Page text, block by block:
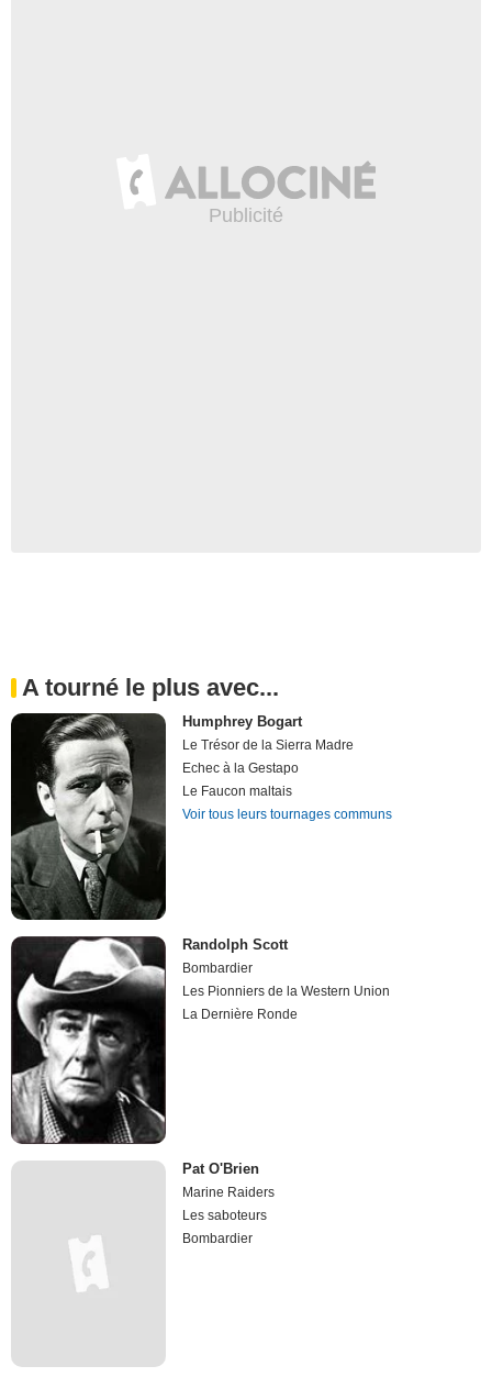
A tourné le plus avec...
Humphrey Bogart
Le Trésor de la Sierra Madre
Echec à la Gestapo
Le Faucon maltais
Voir tous leurs tournages communs
Randolph Scott
Bombardier
Les Pionniers de la Western Union
La Dernière Ronde
Pat O'Brien
Marine Raiders
Les saboteurs
Bombardier